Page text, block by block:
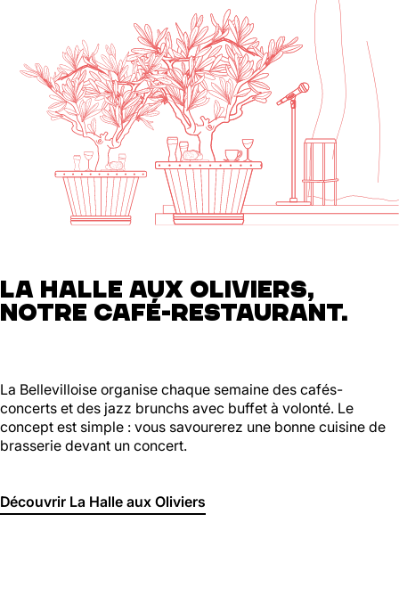
LA HALLE AUX OLIVIERS,
NOTRE CAFÉ-RESTAURANT.
La Bellevilloise organise chaque semaine des cafés-
concerts et des jazz brunchs avec buffet à volonté. Le
concept est simple : vous savourerez une bonne cuisine de
brasserie devant un concert.
Découvrir La Halle aux Oliviers